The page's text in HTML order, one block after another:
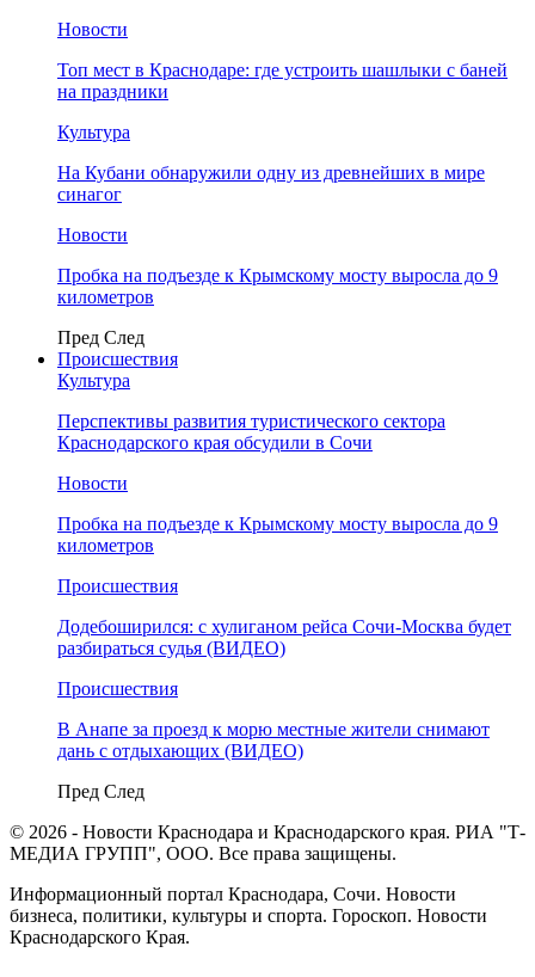
Новости
Топ мест в Краснодаре: где устроить шашлыки с баней
на праздники
Культура
На Кубани обнаружили одну из древнейших в мире
синагог
Новости
Пробка на подъезде к Крымскому мосту выросла до 9
километров
Пред След
Происшествия
Культура
Перспективы развития туристического сектора
Краснодарского края обсудили в Сочи
Новости
Пробка на подъезде к Крымскому мосту выросла до 9
километров
Происшествия
Додебоширился: с хулиганом рейса Сочи-Москва будет
разбираться судья (ВИДЕО)
Происшествия
В Анапе за проезд к морю местные жители снимают
дань с отдыхающих (ВИДЕО)
Пред След
© 2026 - Новости Краснодара и Краснодарского края. РИА "Т-
МЕДИА ГРУПП", ООО. Все права защищены.
Информационный портал Краснодара, Сочи. Новости
бизнеса, политики, культуры и спорта. Гороскоп. Новости
Краснодарского Края.